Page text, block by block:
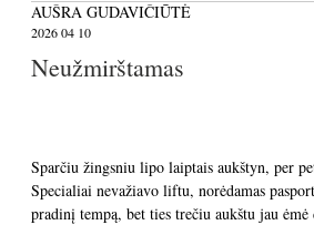
AUŠRA GUDAVIČIŪTĖ
2026 04 10
Neužmirštamas
Sparčiu žingsniu lipo laiptais aukštyn, per
Specialiai nevažiavo liftu, norėdamas
pradinį tempą, bet ties trečiu aukštu jau